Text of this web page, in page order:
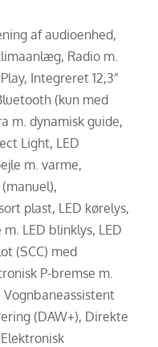
af audioenhed,
Radio m.
Integreret 12,3”
(kun med
m. dynamisk guide,
Light, LED
m. varme,
plast, LED kørelys,
LED blinklys, LED
(SCC) med
P-bremse m.
(DAW+), Direkte